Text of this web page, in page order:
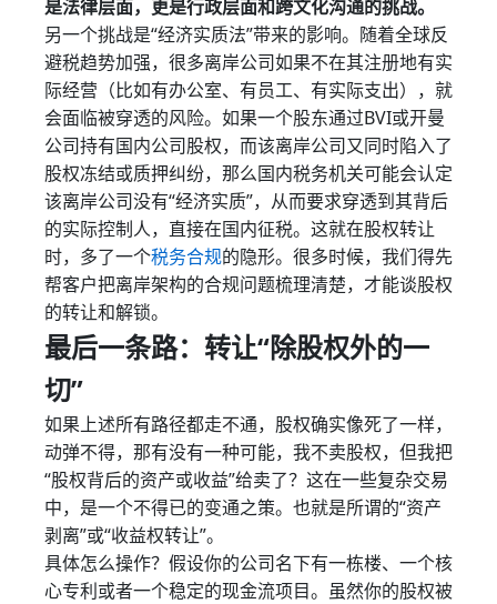
是法律层面，更是行政层面和跨文化沟通的挑战。
另一个挑战是“经济实质法”带来的影响。随着全球反
避税趋势加强，很多离岸公司如果不在其注册地有实
际经营（比如有办公室、有员工、有实际支出），就
会面临被穿透的风险。如果一个股东通过BVI或开曼
公司持有国内公司股权，而该离岸公司又同时陷入了
股权冻结或质押纠纷，那么国内税务机关可能会认定
该离岸公司没有“经济实质”，从而要求穿透到其背后
的实际控制人，直接在国内征税。这就在股权转让
时，多了一个税务合规的隐形。很多时候，我们得先
帮客户把离岸架构的合规问题梳理清楚，才能谈股权
的转让和解锁。
最后一条路：转让“除股权外的一
切”
如果上述所有路径都走不通，股权确实像死了一样，
动弹不得，那有没有一种可能，我不卖股权，但我把
“股权背后的资产或收益”给卖了？这在一些复杂交易
中，是一个不得已的变通之策。也就是所谓的“资产
剥离”或“收益权转让”。
具体怎么操作？假设你的公司名下有一栋楼、一个核
心专利或者一个稳定的现金流项目。虽然你的股权被